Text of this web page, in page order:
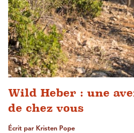
Wild Heber : une
de chez vous
Écrit par Kristen Pope